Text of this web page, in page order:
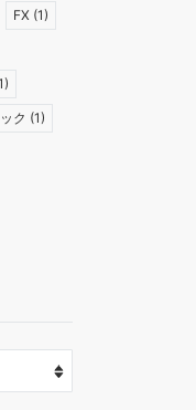
FX (1)
ク (1)